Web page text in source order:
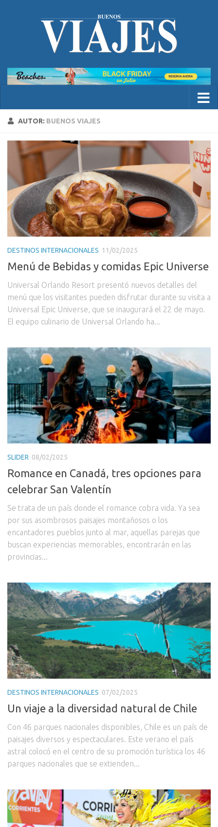
AUTOR: BUENOS VIAJES
DESTINOS INTERNACIONALES 11/02/2025
Menú de Bebidas y comidas Epic Universe
Universal Orlando Resort presentó nuevos detalles del
menú que los visitantes pueden disfrutar durante su visita a
Universal Epic Universe, que se inaugurará el 22 de mayo.
El equipo culinario de Universal Orlando ha...
SLIDER 08/02/2025
Romance en Canadá, tres opciones para
celebrar San Valentín
Se trata de un país donde el romance cobra vida. Ya sea
por sus asombrosos paisajes montañosos o los
encantadores pueblos junto al mar, aquellas parejas que
buscan experiencias memorables, encontrarán en las
provincias...
DESTINOS INTERNACIONALES 07/02/2025
Un viaje a la diversidad natural de Chile
Con 46 parques nacionales disponibles, Chile es un país de
paisajes diversos y espectaculares. Este verano el país
astral colocó en el centro de su promoción turística los 46
parques nacionales que se extienden...